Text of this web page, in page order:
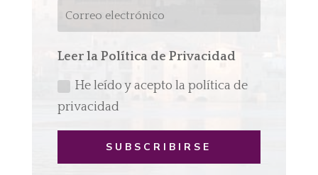
Leer la Política de Privacidad
He leído y acepto la política de
privacidad
SUBSCRIBIRSE